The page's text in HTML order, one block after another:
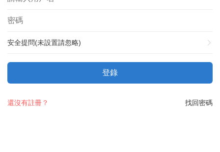
安全提問(未設置請忽略)
登錄
找回密碼
還沒有註冊？